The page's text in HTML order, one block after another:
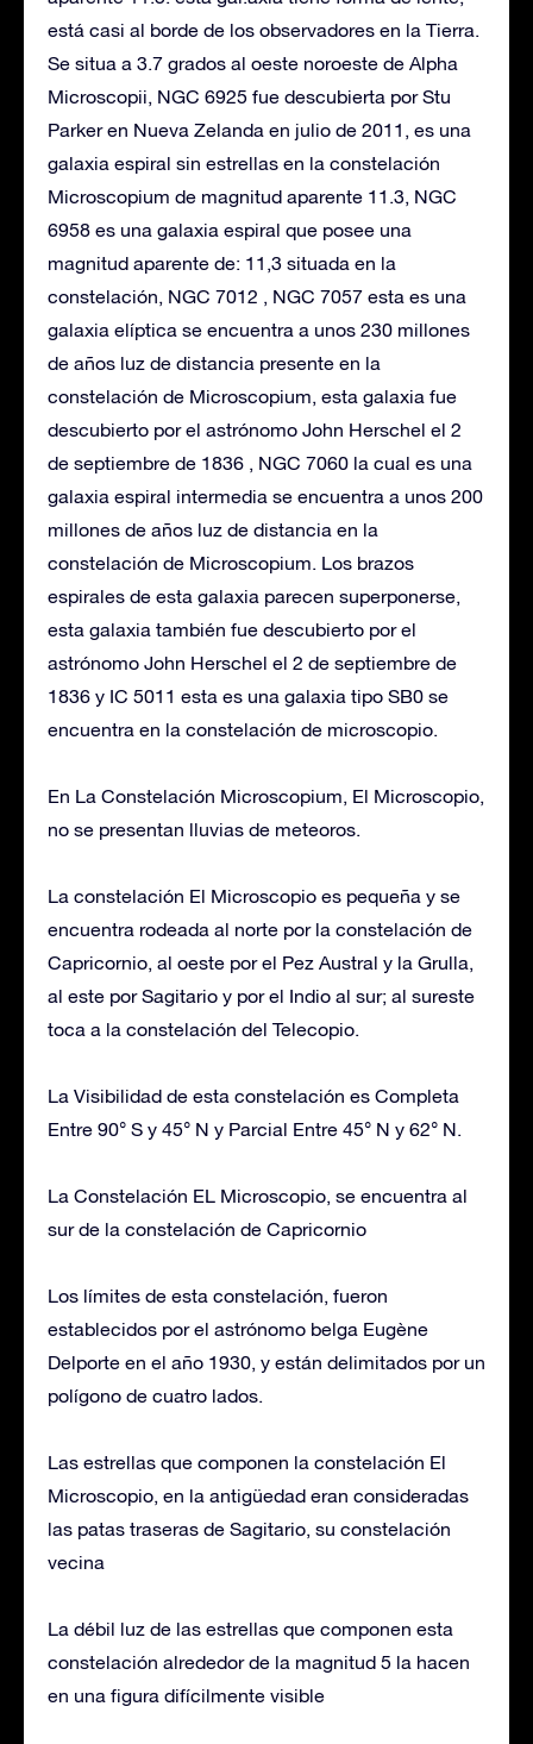
está casi al borde de los observadores en la Tierra.
Se situa a 3.7 grados al oeste noroeste de Alpha
Microscopii, NGC 6925 fue descubierta por Stu
Parker en Nueva Zelanda en julio de 2011, es una
galaxia espiral sin estrellas en la constelación
Microscopium de magnitud aparente 11.3, NGC
6958 es una galaxia espiral que posee una
magnitud aparente de: 11,3 situada en la
constelación, NGC 7012 , NGC 7057 esta es una
galaxia elíptica se encuentra a unos 230 millones
de años luz de distancia presente en la
constelación de Microscopium, esta galaxia fue
descubierto por el astrónomo John Herschel el 2
de septiembre de 1836 , NGC 7060 la cual es una
galaxia espiral intermedia se encuentra a unos 200
millones de años luz de distancia en la
constelación de Microscopium. Los brazos
espirales de esta galaxia parecen superponerse,
esta galaxia también fue descubierto por el
astrónomo John Herschel el 2 de septiembre de
1836 y IC 5011 esta es una galaxia tipo SB0 se
encuentra en la constelación de microscopio.
En La Constelación Microscopium, El Microscopio,
no se presentan lluvias de meteoros.
La constelación El Microscopio es pequeña y se
encuentra rodeada al norte por la constelación de
Capricornio, al oeste por el Pez Austral y la Grulla,
al este por Sagitario y por el Indio al sur; al sureste
toca a la constelación del Telecopio.
La Visibilidad de esta constelación es Completa
Entre 90° S y 45° N y Parcial Entre 45° N y 62° N.
La Constelación EL Microscopio, se encuentra al
sur de la constelación de Capricornio
Los límites de esta constelación, fueron
establecidos por el astrónomo belga Eugène
Delporte en el año 1930, y están delimitados por un
polígono de cuatro lados.
Las estrellas que componen la constelación El
Microscopio, en la antigüedad eran consideradas
las patas traseras de Sagitario, su constelación
vecina
La débil luz de las estrellas que componen esta
constelación alrededor de la magnitud 5 la hacen
en una figura difícilmente visible